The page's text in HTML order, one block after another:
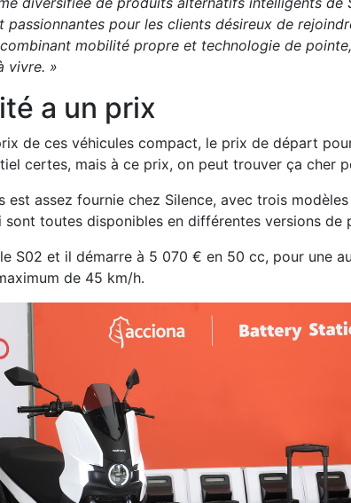
passionnantes pour les clients désireux de
mobilité propre et technologie de
vivre. »
a un prix
de ces véhicules compact, le prix de départ
certes, mais à ce prix, on peut trouver ça cher
est assez fournie chez Silence, avec trois
sont toutes disponibles en différentes versions de
le S02 et il démarre à 5 070 € en 50 cc, pour une
de 45 km/h.